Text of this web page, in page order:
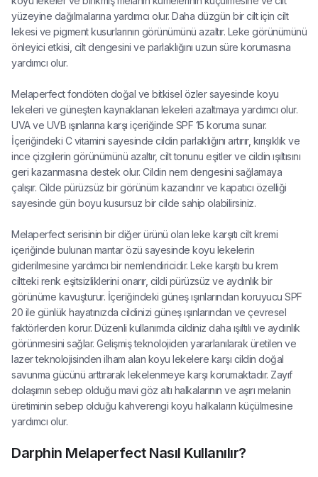
yüzeyine dağılmalarına yardımcı olur. Daha düzgün bir cilt için cilt
lekesi ve pigment kusurlarının görünümünü azaltır. Leke görünümünü
önleyici etkisi, cilt dengesini ve parlaklığını uzun süre korumasına
yardımcı olur.
Melaperfect fondöten doğal ve bitkisel özler sayesinde koyu
lekeleri ve güneşten kaynaklanan lekeleri azaltmaya yardımcı olur.
UVA ve UVB ışınlarına karşı içeriğinde SPF 15 koruma sunar.
İçeriğindeki C vitamini sayesinde cildin parlaklığını artırır, kırışıklık ve
ince çizgilerin görünümünü azaltır, cilt tonunu eşitler ve cildin ışıltısını
geri kazanmasına destek olur. Cildin nem dengesini sağlamaya
çalışır. Cilde pürüzsüz bir görünüm kazandırır ve kapatıcı özelliği
sayesinde gün boyu kusursuz bir cilde sahip olabilirsiniz.
Melaperfect serisinin bir diğer ürünü olan leke karşıtı cilt kremi
içeriğinde bulunan mantar özü sayesinde koyu lekelerin
giderilmesine yardımcı bir nemlendiricidir. Leke karşıtı bu krem
ciltteki renk eşitsizliklerini onarır, cildi pürüzsüz ve aydınlık bir
görünüme kavuşturur. İçeriğindeki güneş ışınlarından koruyucu SPF
20 ile günlük hayatınızda cildinizi güneş ışınlarından ve çevresel
faktörlerden korur. Düzenli kullanımda cildiniz daha ışıltılı ve aydınlık
görünmesini sağlar. Gelişmiş teknolojiden yararlanılarak üretilen ve
lazer teknolojisinden ilham alan koyu lekelere karşı cildin doğal
savunma gücünü arttırarak lekelenmeye karşı korumaktadır. Zayıf
dolaşımın sebep olduğu mavi göz altı halkalarının ve aşırı melanin
üretiminin sebep olduğu kahverengi koyu halkaların küçülmesine
yardımcı olur.
Darphin Melaperfect Nasıl Kullanılır?